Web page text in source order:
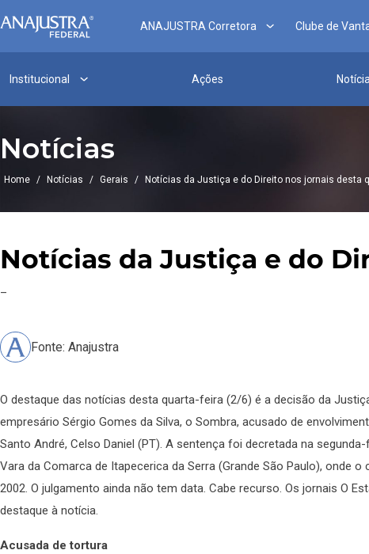
ANAJUSTRA Corretora Clube de
Institucional Ações
Notícias
Home / Notícias / Gerais / Notícias da Justiça e do Direito nos jornais desta
Notícias da Justiça e do
–
Fonte: Anajustra
O destaque das notícias desta quarta-feira (2/6) é a decisão da
empresário Sérgio Gomes da Silva, o Sombra, acusado de
Santo André, Celso Daniel (PT). A sentença foi decretada na
Vara da Comarca de Itapecerica da Serra (Grande São Paulo), onde
2002. O julgamento ainda não tem data. Cabe recurso. Os jornais O
destaque à notícia.
Acusada de tortura